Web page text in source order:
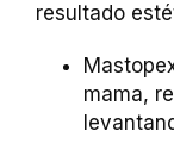
resultado
mama,